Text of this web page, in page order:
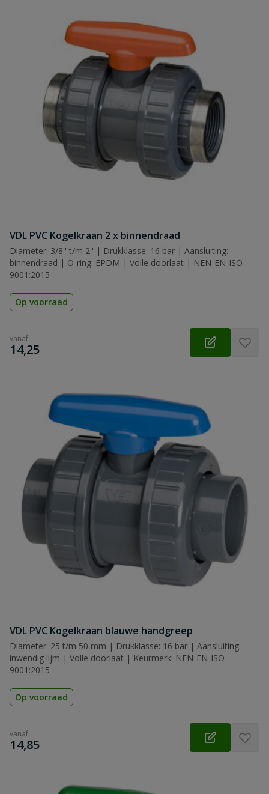
VDL PVC Kogelkraan 2 x binnendraad
Diameter: 3/8'' t/m 2'' | Drukklasse: 16 bar | Aansluiting:
binnendraad | O-ring: EPDM | Volle doorlaat | NEN-EN-ISO
9001:2015
Op voorraad
vanaf
€
14,25
VDL PVC Kogelkraan blauwe handgreep
Diameter: 25 t/m 50 mm | Drukklasse: 16 bar | Aansluiting:
inwendig lijm | Volle doorlaat | Keurmerk: NEN-EN-ISO
9001:2015
Op voorraad
vanaf
€
14,85